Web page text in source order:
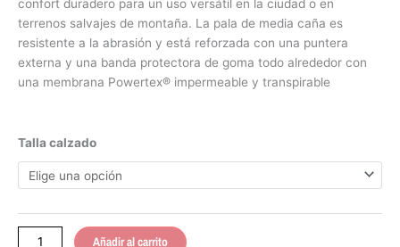
confort duradero para un uso versátil en la ciudad o en
terrenos salvajes de montaña. La pala de media caña es
resistente a la abrasión y está reforzada con una puntera
externa y una banda protectora de goma todo alrededor con
una membrana Powertex® impermeable y transpirable
Talla calzado
Salewa
Puez
Powerterx
Golden
Añadir al carrito